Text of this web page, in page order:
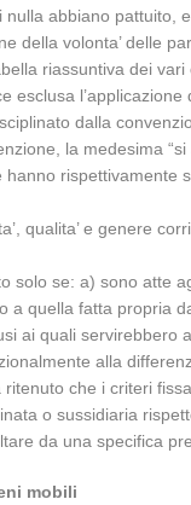
abbiano pattuito,
della volonta’ delle
riassuntiva dei
l’applicazione
dalla
la medesima
qualita’ e genere
se: a) sono atte
quella fatta propria
ai quali servirebbero
alla
che i criteri
o sussidiaria
da una specifica
mobili